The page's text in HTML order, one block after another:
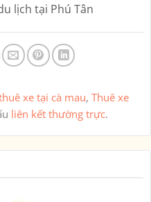
lịch tại Phú Tân
xe tại cà mau, Thuê xe
liên kết thường trực.